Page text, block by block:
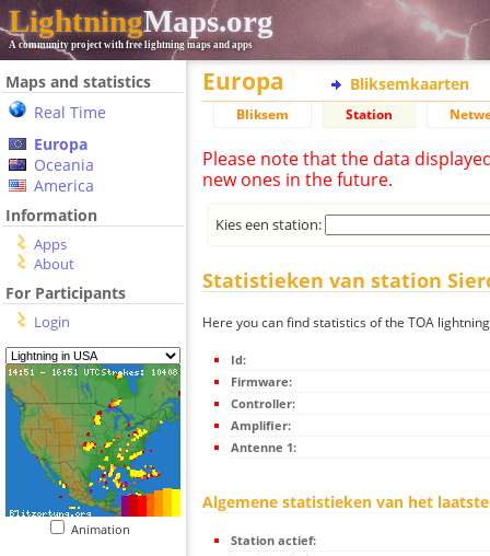
LightningMaps.org
A community project with free lightning maps and apps
Maps and statistics
Real Time
Europa
Oceania
America
Information
Apps
About
For Participants
Login
Animation
Europa Bliksemkaarten
Bliksem Station
Please note that the data
new ones in the future.
Kies een station:
Statistieken van station
Here you can find statistics of the TOA
Id:
Firmware:
Controller:
Amplifier:
Antenne 1:
Algemene statistieken van het
Station actief: